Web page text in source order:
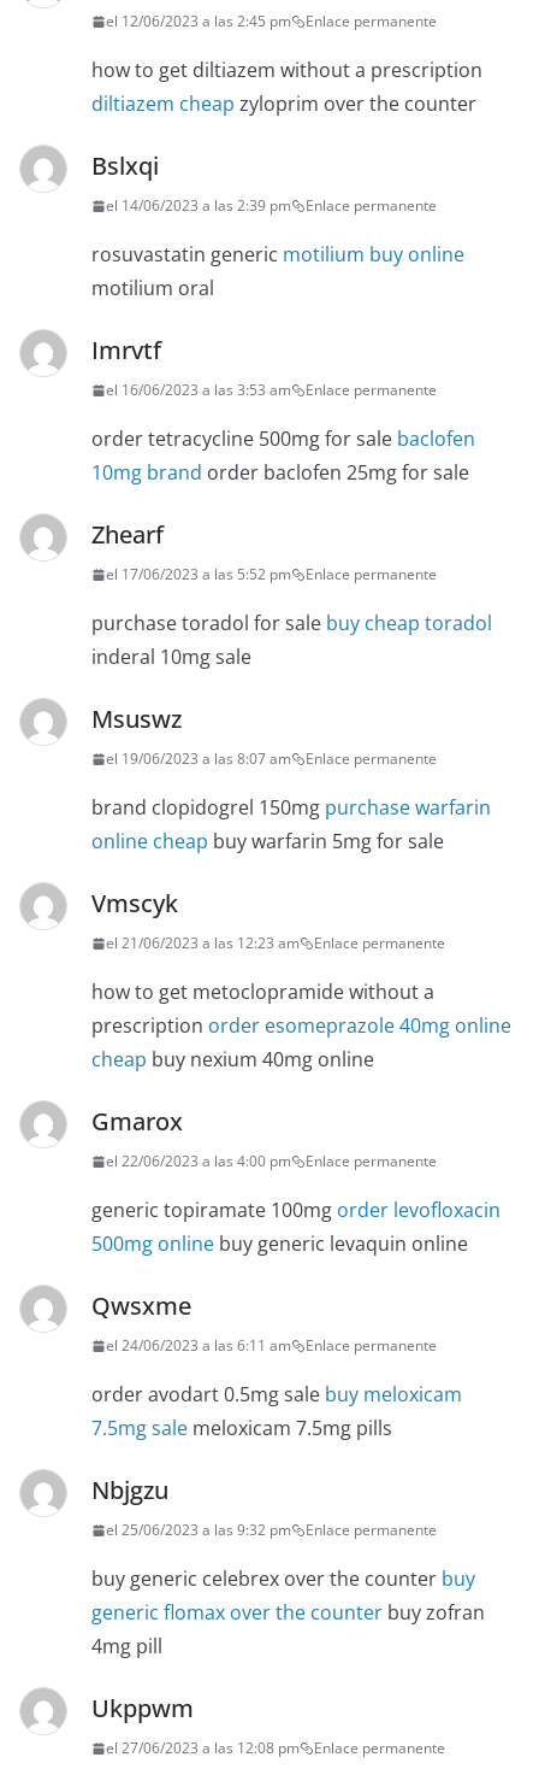
el 12/06/2023 a las 2:45 pm Enlace permanente
how to get diltiazem without a prescription
diltiazem cheap zyloprim over the counter
Bslxqi
el 14/06/2023 a las 2:39 pm Enlace permanente
rosuvastatin generic motilium buy online
motilium oral
Imrvtf
el 16/06/2023 a las 3:53 am Enlace permanente
order tetracycline 500mg for sale baclofen
10mg brand order baclofen 25mg for sale
Zhearf
el 17/06/2023 a las 5:52 pm Enlace permanente
purchase toradol for sale buy cheap toradol
inderal 10mg sale
Msuswz
el 19/06/2023 a las 8:07 am Enlace permanente
brand clopidogrel 150mg purchase warfarin
online cheap buy warfarin 5mg for sale
Vmscyk
el 21/06/2023 a las 12:23 am Enlace permanente
how to get metoclopramide without a
prescription order esomeprazole 40mg online
cheap buy nexium 40mg online
Gmarox
el 22/06/2023 a las 4:00 pm Enlace permanente
generic topiramate 100mg order levofloxacin
500mg online buy generic levaquin online
Qwsxme
el 24/06/2023 a las 6:11 am Enlace permanente
order avodart 0.5mg sale buy meloxicam
7.5mg sale meloxicam 7.5mg pills
Nbjgzu
el 25/06/2023 a las 9:32 pm Enlace permanente
buy generic celebrex over the counter buy
generic flomax over the counter buy zofran
4mg pill
Ukppwm
el 27/06/2023 a las 12:08 pm Enlace permanente